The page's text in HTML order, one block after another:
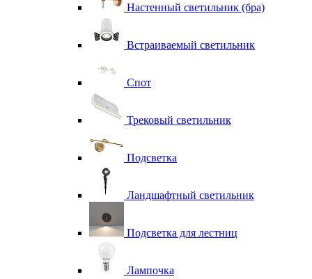
Настенный светильник (бра)
Встраиваемый светильник
Спот
Трековый светильник
Подсветка
Ландшафтный светильник
Подсветка для лестниц
Лампочка